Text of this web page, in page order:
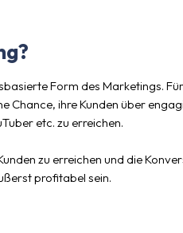
Form des Marketings.
Chance, ihre Kunden über
etc. zu erreichen.
zu erreichen und die
profitabel sein.